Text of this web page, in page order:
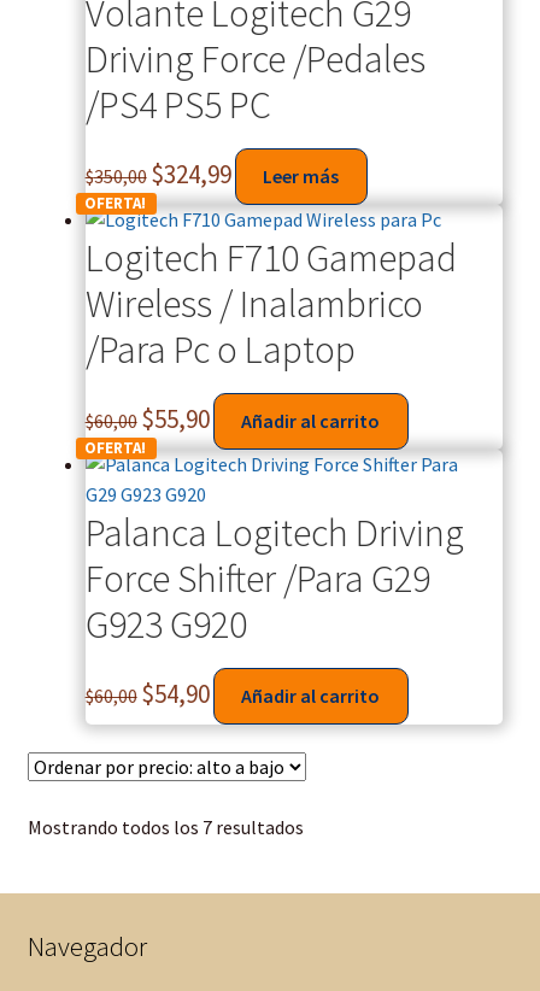
Volante Logitech G29
Driving Force /Pedales
/PS4 PS5 PC
$350,00 $324,99 Leer más
OFERTA!
Logitech F710 Gamepad
Wireless / Inalambrico
/Para Pc o Laptop
$60,00 $55,90 Añadir al carrito
OFERTA!
Palanca Logitech Driving
Force Shifter /Para G29
G923 G920
$60,00 $54,90 Añadir al carrito
Mostrando todos los 7 resultados
Navegador